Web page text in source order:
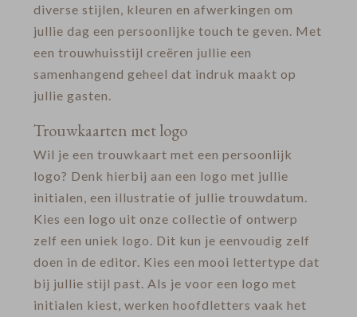
diverse stijlen, kleuren en afwerkingen om
jullie dag een persoonlijke touch te geven. Met
een trouwhuisstijl creëren jullie een
samenhangend geheel dat indruk maakt op
jullie gasten.
Trouwkaarten met logo
Wil je een trouwkaart met een persoonlijk
logo? Denk hierbij aan een logo met jullie
initialen, een illustratie of jullie trouwdatum.
Kies een logo uit onze collectie of ontwerp
zelf een uniek logo. Dit kun je eenvoudig zelf
doen in de editor. Kies een mooi lettertype dat
bij jullie stijl past. Als je voor een logo met
initialen kiest, werken hoofdletters vaak het